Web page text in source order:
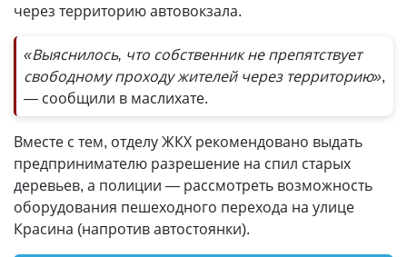
через территорию автовокзала.
«Выяснилось, что собственник не препятствует
свободному проходу жителей через территорию»,
— сообщили в маслихате.
Вместе с тем, отделу ЖКХ рекомендовано выдать
предпринимателю разрешение на спил старых
деревьев, а полиции — рассмотреть возможность
оборудования пешеходного перехода на улице
Красина (напротив автостоянки).